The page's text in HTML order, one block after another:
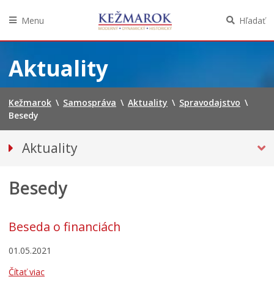
obsah
Menu Hľadať
Aktuality
Kežmarok \ Samospráva \ Aktuality \ Spravodajstvo \
Besedy
Aktuality
SPRAVODAJSTVO
Kežmarský magazín
Kultúra
Školstvo
Besedy
Beseda o financiách
01.05.2021
Čítať viac